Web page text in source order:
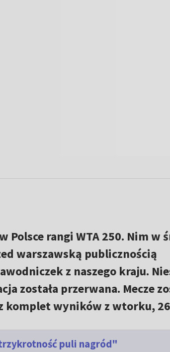
rangi WTA 250. Nim w
warszawską publicznością
z naszego kraju.
została przerwana. Mecze
komplet wyników z wtorku,
puli nagród"